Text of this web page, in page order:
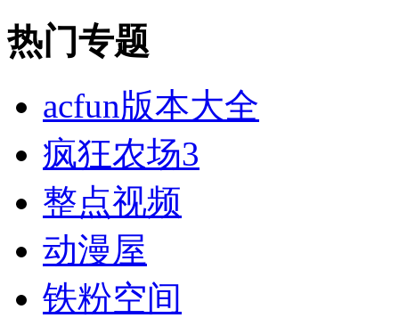
热门专题
acfun版本大全
疯狂农场3
整点视频
动漫屋
铁粉空间